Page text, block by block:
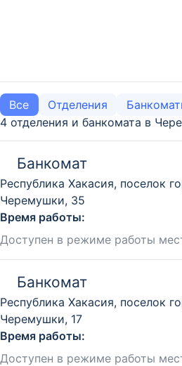
Все Отделения
4 отделения и банкомата в
Банкомат
Республика Хакасия, поселок
Черемушки, 35
Время работы:
Доступен в режиме работы
Банкомат
Республика Хакасия, поселок
Черемушки, 17
Время работы:
Доступен в режиме работы